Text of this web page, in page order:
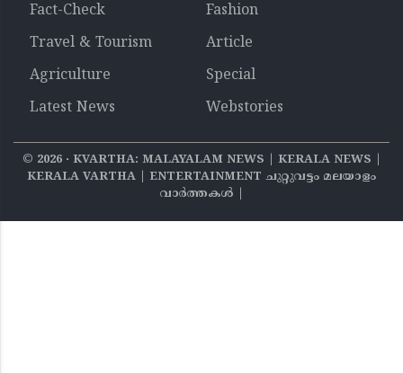
Fact-Check
Fashion
Travel & Tourism
Article
Agriculture
Special
Latest News
Webstories
© 2026‧ KVARTHA: MALAYALAM NEWS | KERALA NEWS |
KERALA VARTHA | ENTERTAINMENT ചുറ്റുവട്ടം മലയാളം
വാര്‍ത്തകൾ |